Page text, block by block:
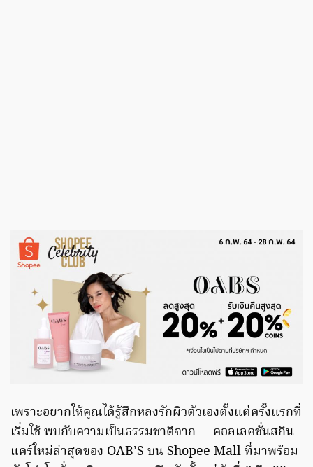
เพราะอยากให้คุณได้รู้สึกหลงรักผิวตัวเองตั้งแต่ครั้งแรกที่
เริ่มใช้ พบกับความเป็นธรรมชาติจาก คอลเลคชั่นสกิน
แคร์ใหม่ล่าสุดของ OAB’S บน Shopee Mall ที่มาพร้อม